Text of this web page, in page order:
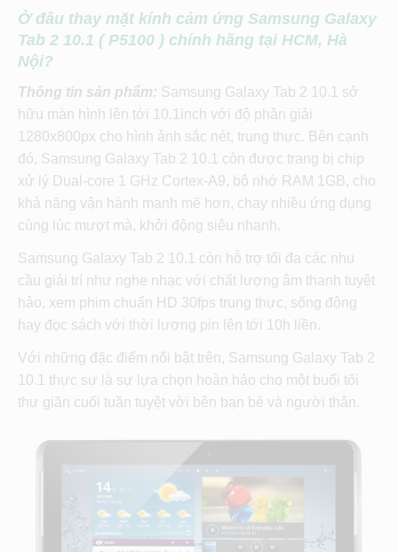
Ở đâu thay mặt kính cảm ứng Samsung Galaxy
Tab 2 10.1 ( P5100 ) chính hãng tại HCM, Hà
Nội?
Thông tin sản phẩm: Samsung Galaxy Tab 2 10.1 sở
hữu màn hình lên tới 10.1inch với độ phân giải
1280x800px cho hình ảnh sắc nét, trung thực. Bên cạnh
đó, Samsung Galaxy Tab 2 10.1 còn được trang bị chip
xử lý Dual-core 1 GHz Cortex-A9, bộ nhớ RAM 1GB, cho
khả năng vận hành mạnh mẽ hơn, chạy nhiều ứng dụng
cùng lúc mượt mà, khởi động siêu nhanh.
Samsung Galaxy Tab 2 10.1 còn hỗ trợ tối đa các nhu
cầu giải trí như nghe nhạc với chất lượng âm thanh tuyệt
hảo, xem phim chuẩn HD 30fps trung thực, sống động
hay đọc sách với thời lượng pin lên tới 10h liền.
Với những đặc điểm nổi bật trên, Samsung Galaxy Tab 2
10.1 thực sự là sự lựa chọn hoàn hảo cho một buổi tối
thư giãn cuối tuần tuyệt vời bên bạn bè và người thân.